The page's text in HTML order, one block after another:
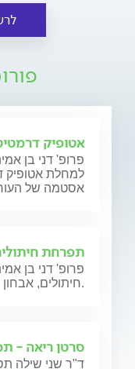
אטופיק
פרופ' דני בן
למחלת אטופיק
אסטמה של
תפרחת
פרופ' דני בן
חיתולים, אבחון וטיפול.
סרטן ריאה -
ד"ר שני שילה